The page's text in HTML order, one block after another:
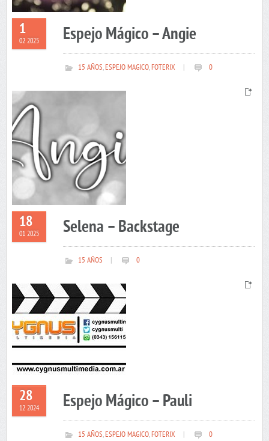
1
02 2025 Espejo Mágico – Angie
15 AÑOS,ESPEJO MAGICO,FOTERIX 0
18
01 2025 Selena – Backstage
15 AÑOS 0
28
12 2024 Espejo Mágico – Pauli
15 AÑOS,ESPEJO MAGICO,FOTERIX 0